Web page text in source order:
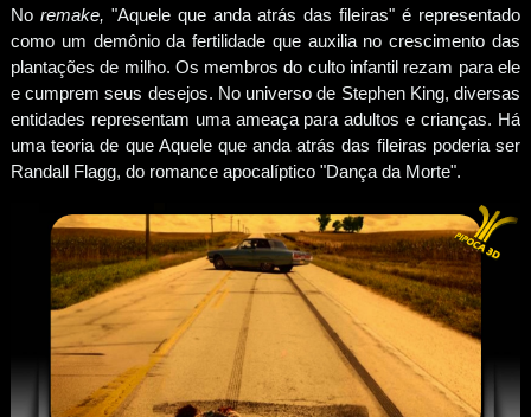
No remake, "Aquele que anda atrás das fileiras" é representado
como um demônio da fertilidade que auxilia no crescimento das
plantações de milho. Os membros do culto infantil rezam para ele
e cumprem seus desejos. No universo de Stephen King, diversas
entidades representam uma ameaça para adultos e crianças. Há
uma teoria de que Aquele que anda atrás das fileiras poderia ser
Randall Flagg, do romance apocalíptico "Dança da Morte".